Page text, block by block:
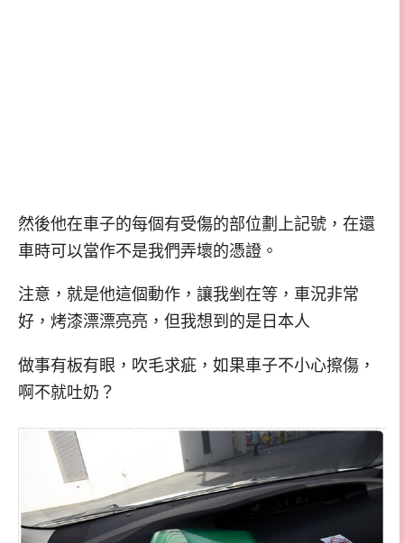
然後他在車子的每個有受傷的部位劃上記號，在還
車時可以當作不是我們弄壞的憑證。
注意，就是他這個動作，讓我剉在等，車況非常
好，烤漆漂漂亮亮，但我想到的是日本人
做事有板有眼，吹毛求疵，如果車子不小心擦傷，
啊不就吐奶？